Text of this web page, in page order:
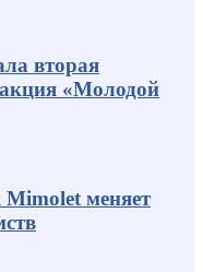
вторая
«Молодой
меняет